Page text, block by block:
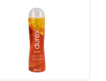
Añadir